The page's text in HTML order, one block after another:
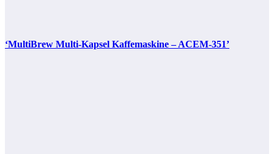
‘MultiBrew Multi-Kapsel Kaffemaskine – ACEM-351’